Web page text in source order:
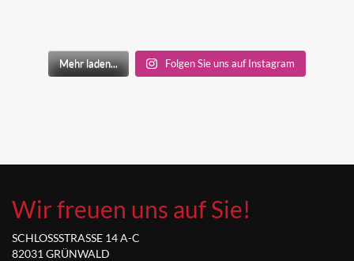
Mehr laden... Folgen Sie uns auf Instagram
Wir freuen uns auf Sie!
SCHLOSSSTRASSE 14 A-C
82031 GRÜNWALD